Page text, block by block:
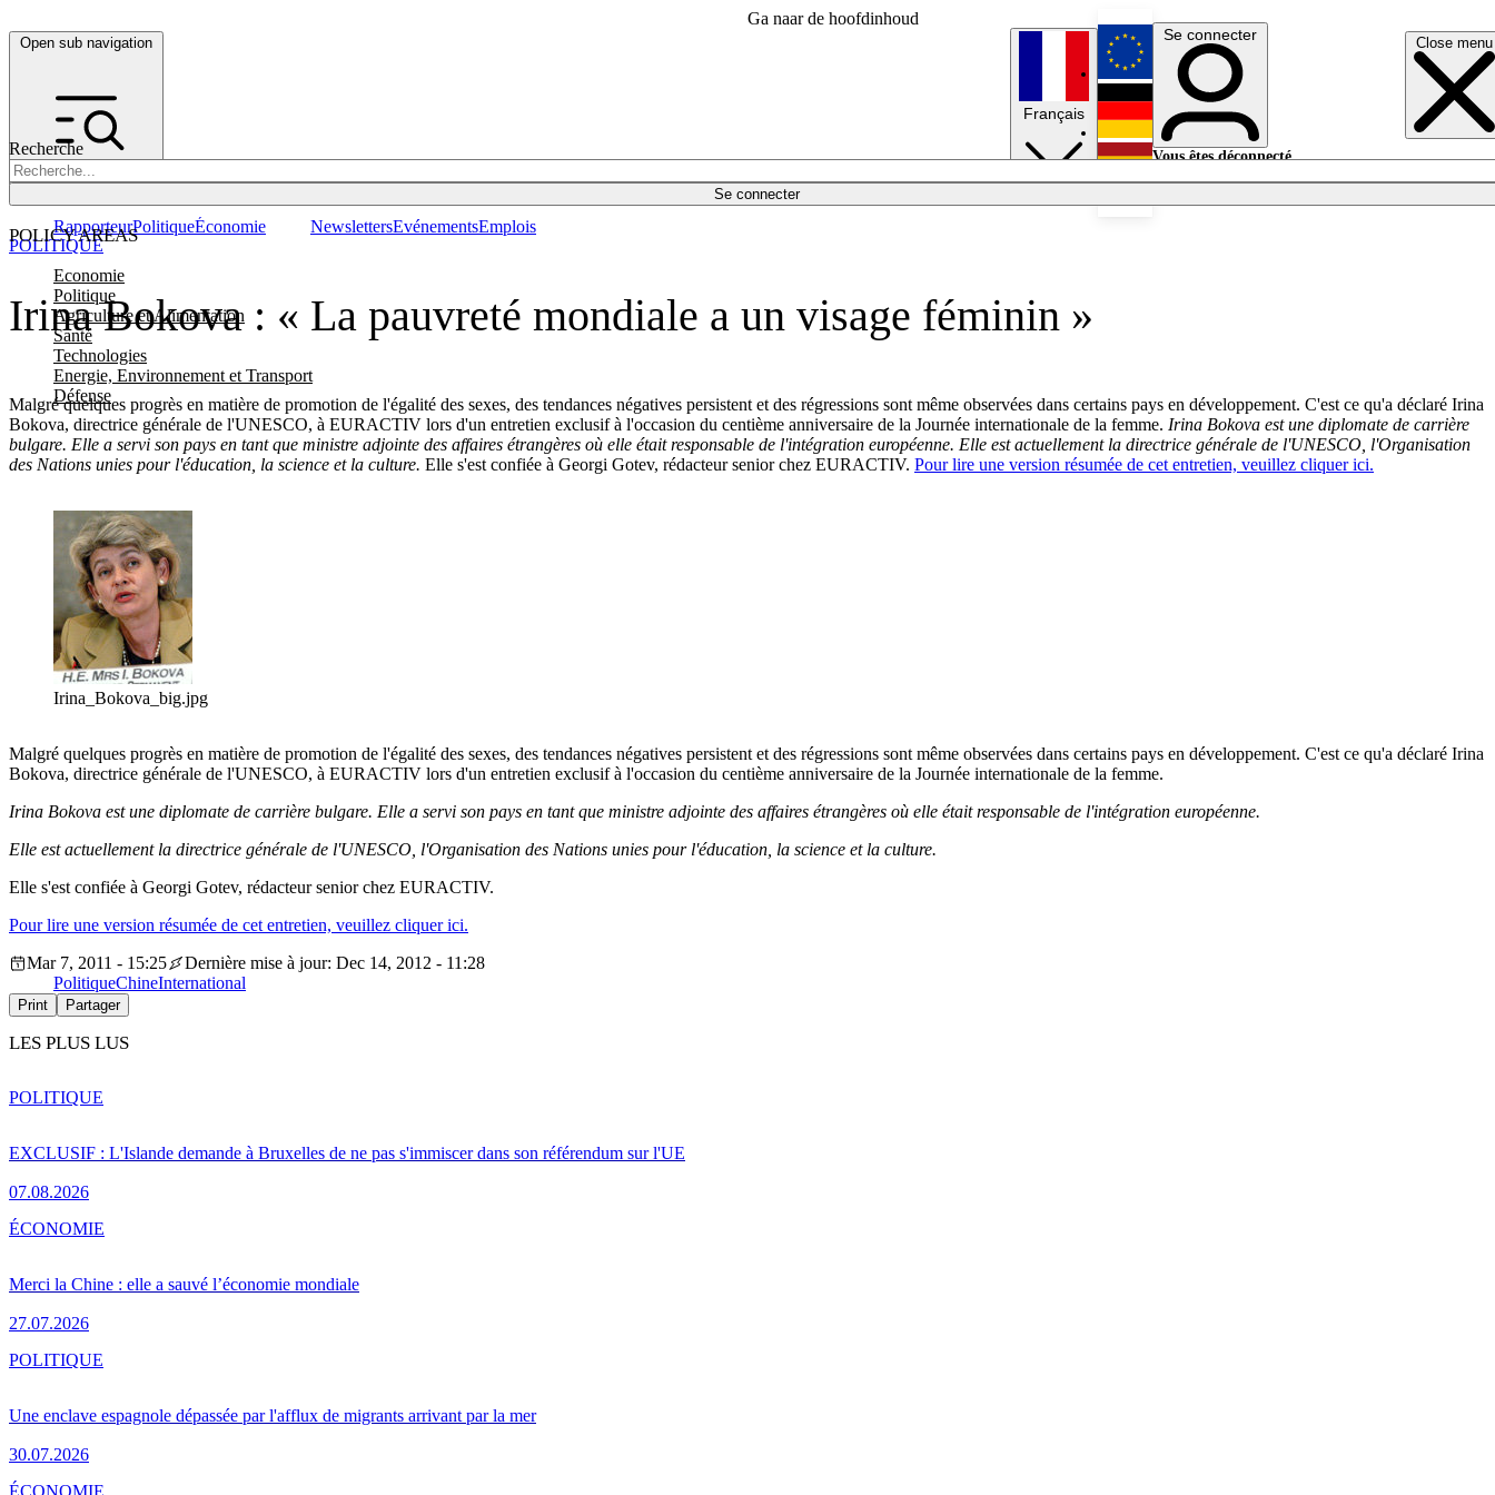
Ga naar de hoofdinhoud
Open sub navigation Close menu
Recherche
Se connecter
POLICY AREAS
Economie
Politique
Agriculture et Alimentation
Santé
Technologies
Energie, Environnement et Transport
Défense
RapporteurPolitiqueÉconomie NewslettersEvénementsEmplois
Français
English
Deutsch
Se connecter
Vous êtes déconnecté.
Irina Bokova : « La pauvreté mondiale a un visage féminin »
Malgré quelques progrès en matière de promotion de l'égalité des sexes, des tendances négatives persistent et des régressions sont même observées dans certains pays en développement. C'est ce qu'a déclaré Irina
Bokova, directrice générale de l'UNESCO, à EURACTIV lors d'un entretien exclusif à l'occasion du centième anniversaire de la Journée internationale de la femme. Irina Bokova est une diplomate de carrière
bulgare. Elle a servi son pays en tant que ministre adjointe des affaires étrangères où elle était responsable de l'intégration européenne. Elle est actuellement la directrice générale de l'UNESCO, l'Organisation
des Nations unies pour l'éducation, la science et la culture. Elle s'est confiée à Georgi Gotev, rédacteur senior chez EURACTIV. Pour lire une version résumée de cet entretien, veuillez cliquer ici.
POLITIQUE
Irina_Bokova_big.jpg
Malgré quelques progrès en matière de promotion de l'égalité des sexes, des tendances négatives persistent et des régressions sont même observées dans certains pays en développement. C'est ce qu'a déclaré Irina
Bokova, directrice générale de l'UNESCO, à EURACTIV lors d'un entretien exclusif à l'occasion du centième anniversaire de la Journée internationale de la femme.
Irina Bokova est une diplomate de carrière bulgare. Elle a servi son pays en tant que ministre adjointe des affaires étrangères où elle était responsable de l'intégration européenne.
Elle est actuellement la directrice générale de l'UNESCO, l'Organisation des Nations unies pour l'éducation, la science et la culture.
Elle s'est confiée à Georgi Gotev, rédacteur senior chez EURACTIV.
Pour lire une version résumée de cet entretien, veuillez cliquer ici.
Mar 7, 2011 - 15:25
Dernière mise à jour: Dec 14, 2012 - 11:28
PolitiqueChineInternational
Print Partager
LES PLUS LUS
EXCLUSIF : L'Islande demande à Bruxelles de ne pas s'immiscer dans son référendum sur l'UE
07.08.2026
POLITIQUE
Merci la Chine : elle a sauvé l’économie mondiale
27.07.2026
ÉCONOMIE
Une enclave espagnole dépassée par l'afflux de migrants arrivant par la mer
30.07.2026
POLITIQUE
ÉCONOMIE